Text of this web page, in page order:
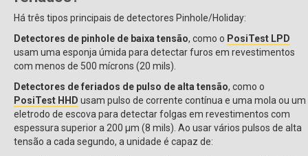
Há três tipos principais de detectores Pinhole/Holiday:
Detectores de pinhole de baixa tensão, como o PosiTest LPD
usam uma esponja úmida para detectar furos em revestimentos
com menos de 500 mícrons (20 mils).
Detectores de feriados de pulso de alta tensão, como o
PosiTest HHD usam pulso de corrente contínua e uma mola ou um
eletrodo de escova para detectar folgas em revestimentos com
espessura superior a 200 µm (8 mils). Ao usar vários pulsos de alta
tensão a cada segundo, a unidade é capaz de: